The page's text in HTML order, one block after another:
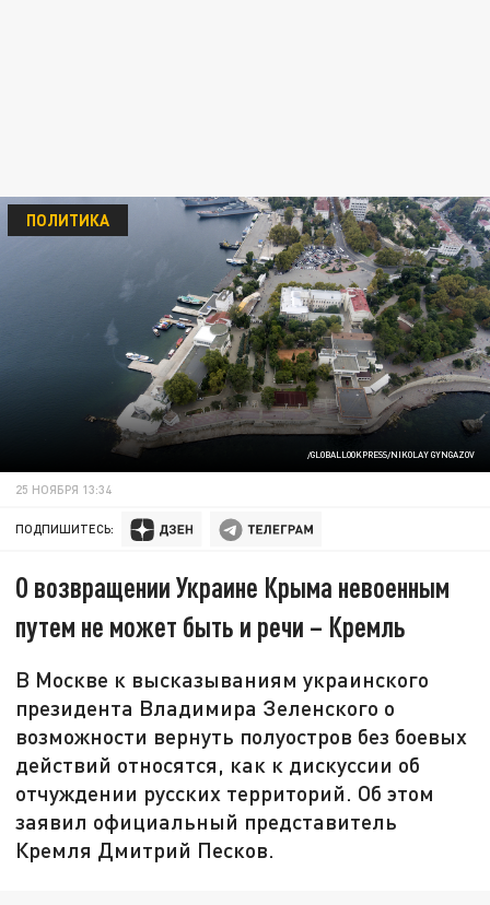
/GLOBALLOOKPRESS/NIKOLAY GYNGAZOV
ПОЛИТИКА
25 НОЯБРЯ 13:34
ПОДПИШИТЕСЬ:
О возвращении Украине Крыма невоенным
путем не может быть и речи – Кремль
В Москве к высказываниям украинского
президента Владимира Зеленского о
возможности вернуть полуостров без боевых
действий относятся, как к дискуссии об
отчуждении русских территорий. Об этом
заявил официальный представитель
Кремля Дмитрий Песков.